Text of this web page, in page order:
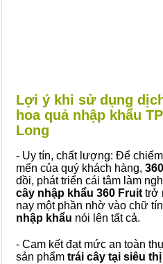
Lợi ý khi sử dụng
hoa quả nhập khẩu
Long
- Uy tín, chất lượng: Để
mến của quý khách hàng,
dồi, phát triển cái tâm làm
cây nhập khẩu 360 Fruit trở
nay một phần nhờ vào chữ
nhập khẩu nói lên tất cả.
- Cam kết đạt mức an toàn
sản phẩm trái cây tại siêu